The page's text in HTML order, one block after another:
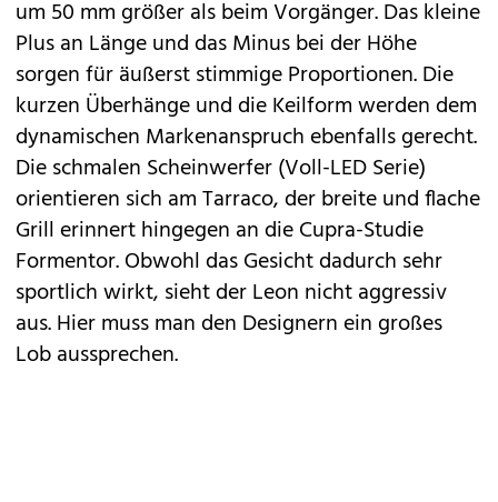
um 50 mm größer als beim Vorgänger. Das kleine
Plus an Länge und das Minus bei der Höhe
sorgen für äußerst stimmige Proportionen. Die
kurzen Überhänge und die Keilform werden dem
dynamischen Markenanspruch ebenfalls gerecht.
Die schmalen Scheinwerfer (Voll-LED Serie)
orientieren sich amTarraco, der breite und flache
Grill erinnert hingegen an die Cupra-Studie
Formentor. Obwohl das Gesicht dadurch sehr
sportlich wirkt, sieht der Leon nicht aggressiv
aus. Hier muss man den Designern ein großes
Lob aussprechen.